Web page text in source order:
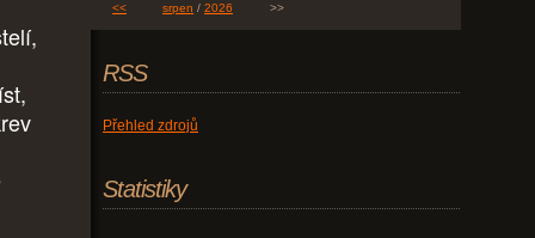
<< srpen / 2026 >>
RSS
Přehled zdrojů
Statistiky